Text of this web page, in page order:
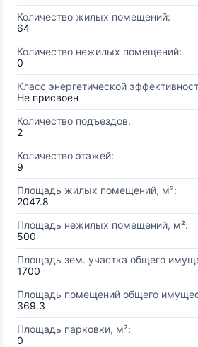
Количество жилых помещений:
64
Количество нежилых помещений:
0
Класс энергетической
Не присвоен
Количество подъездов:
2
Количество этажей:
9
Площадь жилых помещений, м²:
2047.8
Площадь нежилых помещений, м²:
500
Площадь зем. участка общего
1700
Площадь помещений общего
369.3
Площадь парковки, м²:
0